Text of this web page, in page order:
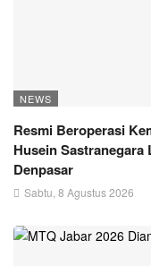
NEWS
Resmi Beroperasi
Husein
Denpasar
Sabtu, 8 Agustus 2026